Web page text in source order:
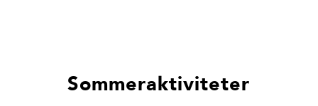
Sommeraktiviteter